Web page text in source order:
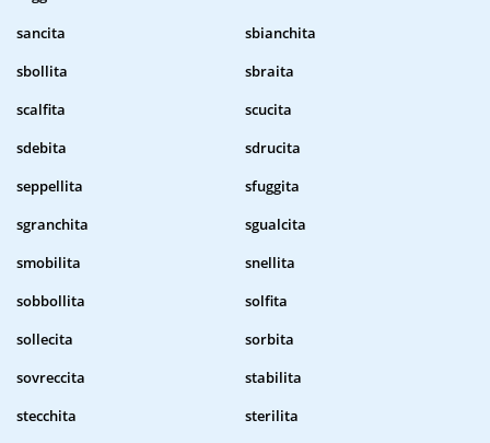
sancita
sbianchita
sbollita
sbraita
scalfita
scucita
sdebita
sdrucita
seppellita
sfuggita
sgranchita
sgualcita
smobilita
snellita
sobbollita
solfita
sollecita
sorbita
sovreccita
stabilita
stecchita
sterilita